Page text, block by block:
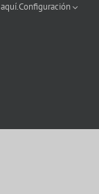
aquí.Configuración